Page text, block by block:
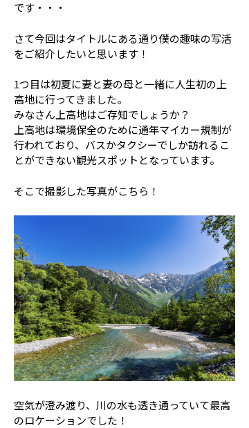
です・・・
さて今回はタイトルにある通り僕の趣味の写活
をご紹介したいと思います！
1つ目は初夏に妻と妻の母と一緒に人生初の上
高地に行ってきました。
みなさん上高地はご存知でしょうか？
上高地は環境保全のために通年マイカー規制が
行われており、バスかタクシーでしか訪れるこ
とができない観光スポットとなっています。
そこで撮影した写真がこちら！
空気が澄み渡り、川の水も透き通っていて最高
のロケーションでした！